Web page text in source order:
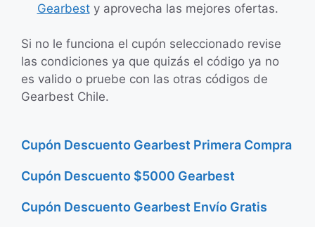
Gearbesty aprovecha las mejores ofertas.
Si no le funciona el cupón seleccionado revise
las condiciones ya que quizás el código ya no
es valido o pruebe con las otras códigos de
Gearbest Chile.
Cupón Descuento Gearbest Primera Compra
Cupón Descuento $5000 Gearbest
Cupón Descuento Gearbest Envío Gratis